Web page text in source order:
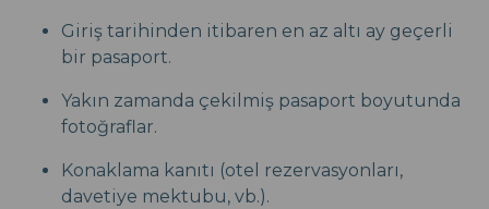
Giriş tarihinden itibaren en az altı ay geçerli
bir pasaport.
Yakın zamanda çekilmiş pasaport boyutunda
fotoğraflar.
Konaklama kanıtı (otel rezervasyonları,
davetiye mektubu, vb.).